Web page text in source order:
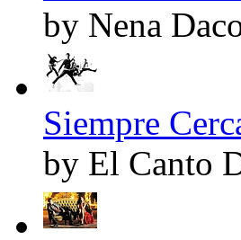
by Nena
Siempre
by El Canto